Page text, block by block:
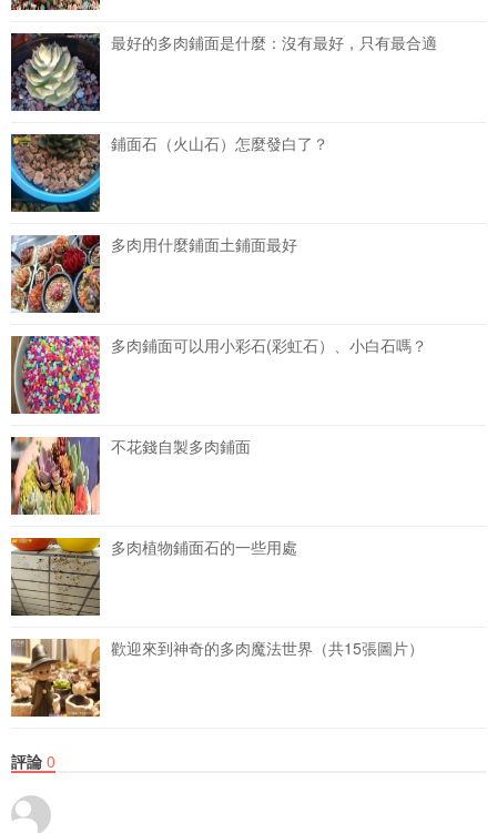
最好的多肉鋪面是什麼：沒有最好，只有最合適
鋪面石（火山石）怎麼發白了？
多肉用什麼鋪面土鋪面最好
多肉鋪面可以用小彩石(彩虹石）、小白石嗎？
不花錢自製多肉鋪面
多肉植物鋪面石的一些用處
歡迎來到神奇的多肉魔法世界（共15張圖片）
評論 0